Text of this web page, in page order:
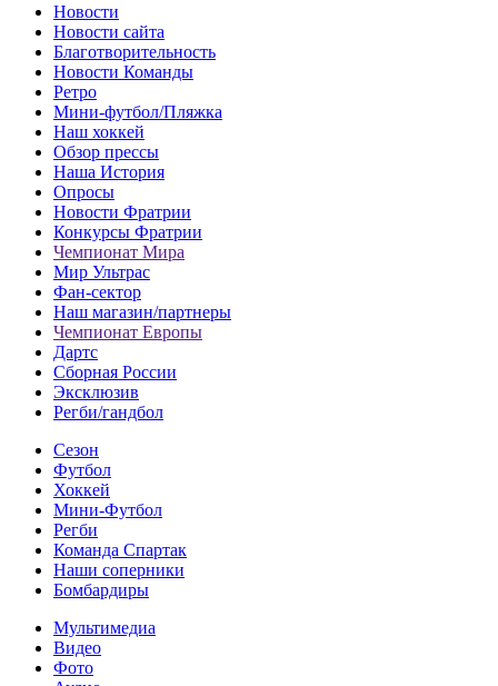
Новости
Новости сайта
Благотворительность
Новости Команды
Ретро
Мини-футбол/Пляжка
Наш хоккей
Обзор прессы
Наша История
Опросы
Новости Фратрии
Конкурсы Фратрии
Чемпионат Мира
Мир Ультрас
Фан-cектор
Наш магазин/партнеры
Чемпионат Европы
Дартс
Сборная России
Эксклюзив
Регби/гандбол
Сезон
Футбол
Хоккей
Мини-Футбол
Регби
Команда Спартак
Наши соперники
Бомбардиры
Мультимедиа
Видео
Фото